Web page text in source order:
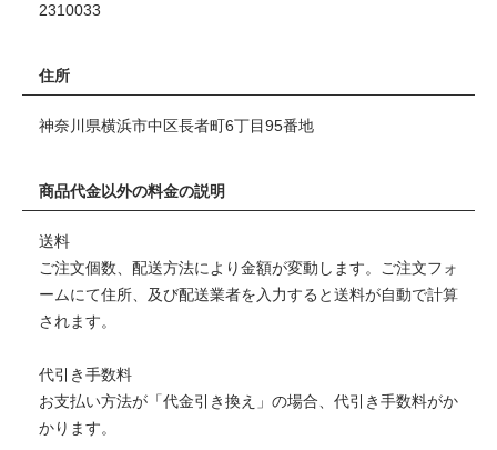
2310033
住所
神奈川県横浜市中区長者町6丁目95番地
商品代金以外の料金の説明
送料
ご注文個数、配送方法により金額が変動します。ご注文フォ
ームにて住所、及び配送業者を入力すると送料が自動で計算
されます。
代引き手数料
お支払い方法が「代金引き換え」の場合、代引き手数料がか
かります。